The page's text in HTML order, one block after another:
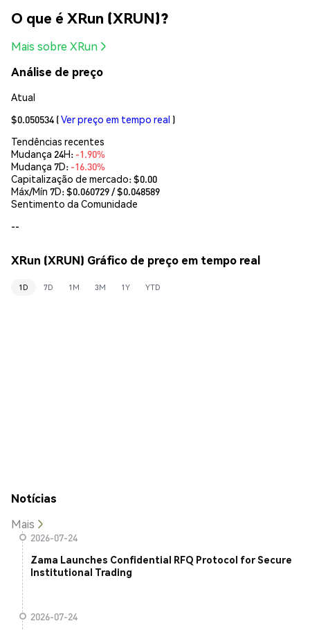
O que é XRun (XRUN)?
Mais sobre XRun
Análise de preço
Atual
$0.050534 (Ver preço em tempo real )
Tendências recentes
Mudança 24H: -1.90%
Mudança 7D: -16.30%
Capitalização de mercado:$0.00
Máx/Mín 7D: $0.060729/ $0.048589
Sentimento da Comunidade
--
XRun (XRUN) Gráfico de preço em tempo real
1D 7D 1M 3M 1Y YTD
Notícias
Mais
2026-07-24
Zama Launches Confidential RFQ Protocol for Secure
Institutional Trading
2026-07-24